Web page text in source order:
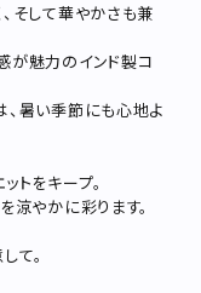
そして華やかさも兼
が魅力のインド製コ
暑い季節にも心地よ
トをキープ。
涼やかに彩ります。
て。